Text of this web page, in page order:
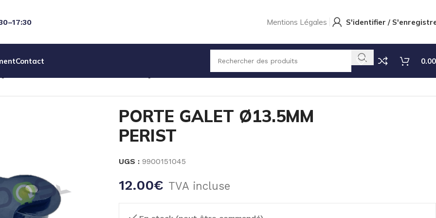
Mentions Légales S'identifier /
Contact
0.00
PORTE GALET Ø13.5MM PERIST
PORTE GALET Ø13.5MM
PERIST
UGS : 9900151045
12.00€ TVA incluse